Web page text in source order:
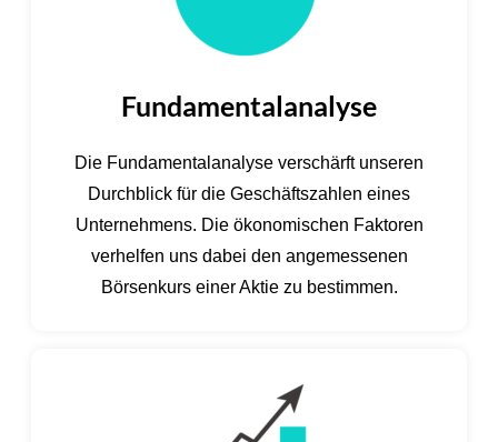
Fundamentalanalyse
Die Fundamentalanalyse verschärft unseren
Durchblick für die Geschäftszahlen eines
Unternehmens. Die ökonomischen Faktoren
verhelfen uns dabei den angemessenen
Börsenkurs einer Aktie zu bestimmen.